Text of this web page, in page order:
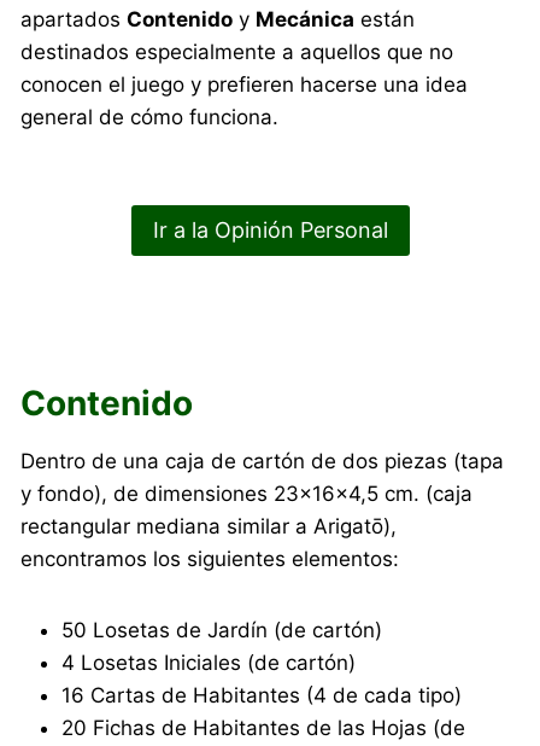
apartadosContenido y Mecánica están
destinados especialmente a aquellos que no
conocen el juego y prefieren hacerse una idea
general de cómo funciona.
Ir a la Opinión Personal
Contenido
Dentro de una caja de cartón de dos piezas (tapa
y fondo), de dimensiones 23×16×4,5 cm. (caja
rectangular mediana similar a Arigatō),
encontramos los siguientes elementos:
50 Losetas de Jardín (de cartón)
4 Losetas Iniciales (de cartón)
16 Cartas de Habitantes (4 de cada tipo)
20 Fichas de Habitantes de las Hojas (de